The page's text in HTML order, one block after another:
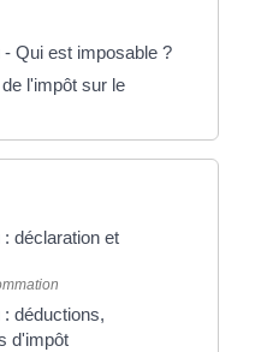
Qui est imposable ?
l'impôt sur le
déclaration et
déductions,
d'impôt